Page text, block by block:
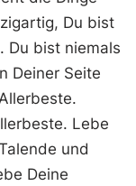
Du bist
Du bist niemals
Deiner Seite
Lebe
und
Deine